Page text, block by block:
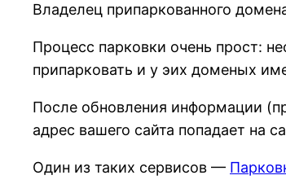
Владелец припаркованного
Процесс парковки очень прост:
припарковать и у эих доменых
После обновления информации
адрес вашего сайта попадает на
Один из таких сервисов —